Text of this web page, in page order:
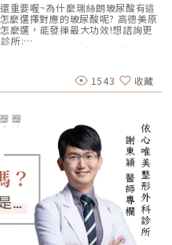
重要喔~為什麼瑞絲朗玻尿酸有這
麼選擇對應的玻尿酸呢? 高德美原
麼選，能發揮最大功效!想諮詢更
所:
：00:11 玻尿酸作用介紹00:47
酸打哪裡都可以？02:36 迷思二、
思三、臉部鬆弛只能做拉皮嗎？
reurl.cc/x3EQZN歡迎訂閱
杰膚美診所FB👉
👉https://jfmskin.com/關注李杰
美診所地址：104台北市中山區
1543 收藏